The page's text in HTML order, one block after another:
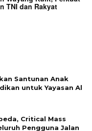
TNI dan Rakyat
Santunan Anak
untuk Yayasan Al
Critical Mass
Pengguna Jalan